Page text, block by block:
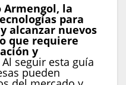
Armengol, la
para
alcanzar nuevos
que requiere
y
Al seguir esta guía
pueden